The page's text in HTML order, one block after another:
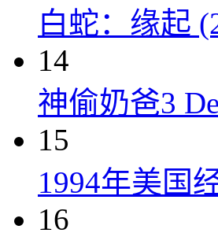
白蛇：缘起
14
神偷奶爸3
15
1994年美国
16